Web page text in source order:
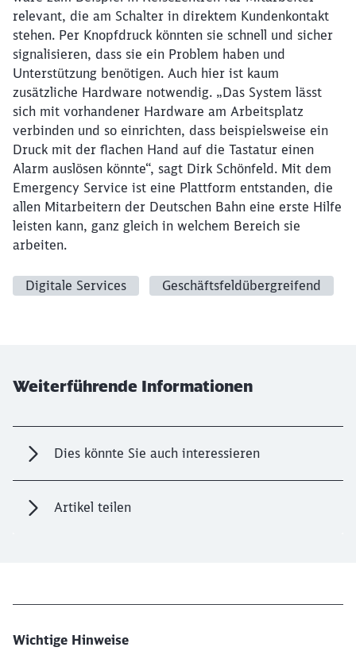
relevant, die am Schalter in direktem Kundenkontakt
stehen. Per Knopfdruck könnten sie schnell und sicher
signalisieren, dass sie ein Problem haben und
Unterstützung benötigen. Auch hier ist kaum
zusätzliche Hardware notwendig. „Das System lässt
sich mit vorhandener Hardware am Arbeitsplatz
verbinden und so einrichten, dass beispielsweise ein
Druck mit der flachen Hand auf die Tastatur einen
Alarm auslösen könnte“, sagt Dirk Schönfeld. Mit dem
Emergency Service ist eine Plattform entstanden, die
allen Mitarbeitern der Deutschen Bahn eine erste Hilfe
leisten kann, ganz gleich in welchem Bereich sie
arbeiten.
Digitale Services Geschäftsfeldübergreifend
Weiterführende Informationen
Dies könnte Sie auch interessieren
Artikel teilen
Wichtige Hinweise